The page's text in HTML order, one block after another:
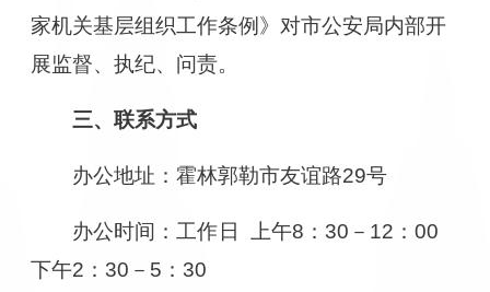
家机关基层组织工作条例》对市公安局内部开
展监督、执纪、问责。
三、联系方式
办公地址：霍林郭勒市友谊路29号
办公时间：工作日 上午8：30－12：00
下午2：30－5：30